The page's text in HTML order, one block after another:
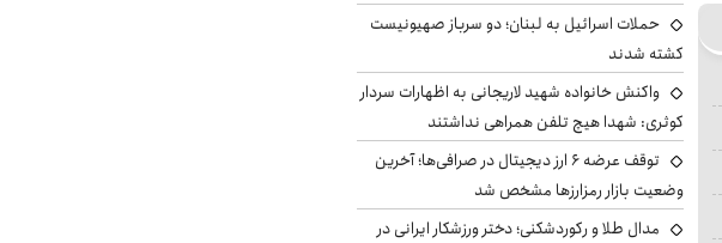
حملات اسرائیل به لبنان؛ دو سرباز صهیونیست
کشته شدند
واکنش خانواده شهید لاریجانی به اظهارات سردار
کوثری: شهدا هیچ تلفن همراهی نداشتند
توقف عرضه ۶ ارز دیجیتال در صرافی‌ها؛ آخرین
وضعیت بازار رمزارزها مشخص شد
مدال طلا و رکوردشکنی؛ دختر ورزشکار ایرانی در